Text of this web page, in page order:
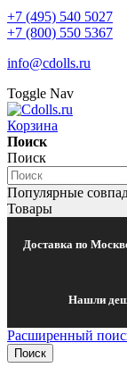
+7 (495) 540 5027
+7 (800) 550 5367
info@cdolls.ru
Toggle Nav
Корзина
Поиск
Поиск
Популярные
Товары
Доставка по
Нашли
Расширенный
Поиск